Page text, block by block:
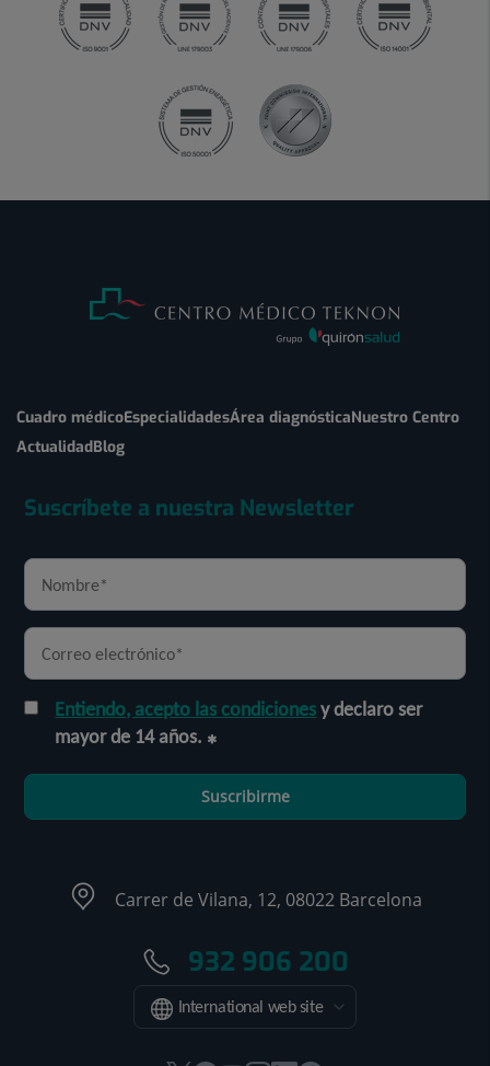
Cuadro médicoEspecialidadesÁrea diagnósticaNuestro Centro
ActualidadBlog
Suscríbete a nuestra Newsletter
Entiendo, acepto las condicionesy declaro ser
mayor de 14 años.
Suscribirme
Carrer de Vilana, 12, 08022 Barcelona
932 906 200
International web site